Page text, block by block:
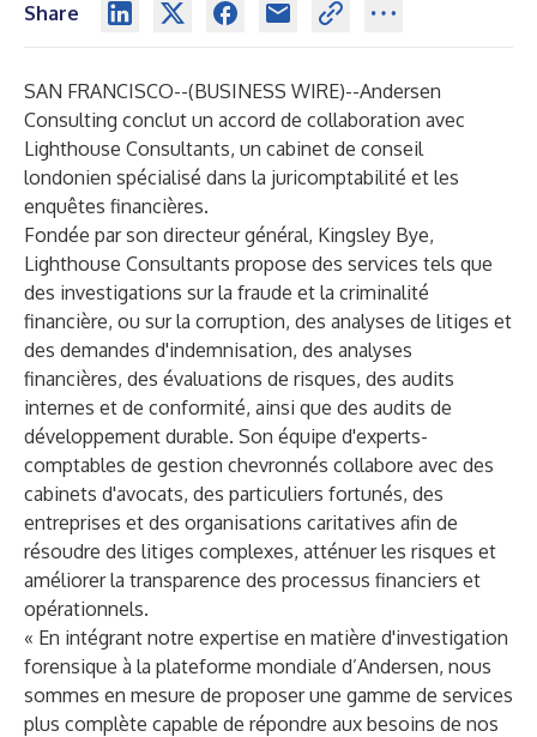
Share
SAN FRANCISCO--(BUSINESS WIRE)--Andersen
Consulting conclut un accord de collaboration avec
Lighthouse Consultants, un cabinet de conseil
londonien spécialisé dans la juricomptabilité et les
enquêtes financières.
Fondée par son directeur général, Kingsley Bye,
Lighthouse Consultants propose des services tels que
des investigations sur la fraude et la criminalité
financière, ou sur la corruption, des analyses de litiges et
des demandes d'indemnisation, des analyses
financières, des évaluations de risques, des audits
internes et de conformité, ainsi que des audits de
développement durable. Son équipe d'experts-
comptables de gestion chevronnés collabore avec des
cabinets d'avocats, des particuliers fortunés, des
entreprises et des organisations caritatives afin de
résoudre des litiges complexes, atténuer les risques et
améliorer la transparence des processus financiers et
opérationnels.
« En intégrant notre expertise en matière d'investigation
forensique à la plateforme mondiale d’Andersen, nous
sommes en mesure de proposer une gamme de services
plus complète capable de répondre aux besoins de nos